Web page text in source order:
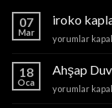
07
Mar
iroko
iroko
için
yorumlar
18
Oca
Ahşap
Ahşap
yorumlar